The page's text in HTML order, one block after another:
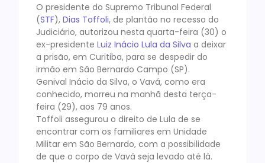
O presidente do Supremo Tribunal Federal
(STF), Dias Toffoli, de plantão no recesso do
Judiciário, autorizou nesta quarta-feira (30) o
ex-presidente Luiz Inácio Lula da Silva a deixar
a prisão, em Curitiba, para se despedir do
irmão em São Bernardo Campo (SP).
Genival Inácio da Silva, o Vavá, como era
conhecido, morreu na manhã desta terça-
feira (29), aos 79 anos.
Toffoli assegurou o direito de Lula de se
encontrar com os familiares em Unidade
Militar em São Bernardo, com a possibilidade
de que o corpo de Vavá seja levado até lá.